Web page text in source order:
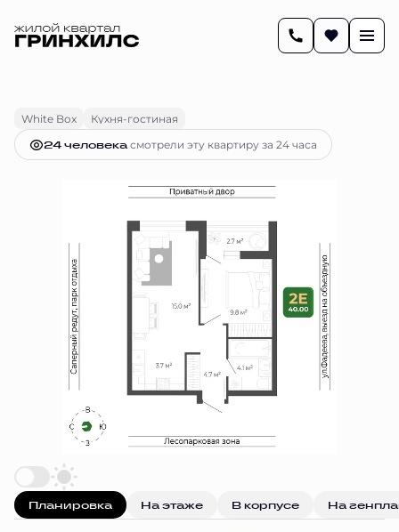
2-комнатная40.3 м 9 454 090 руб.
White Box Кухня-гостиная
24 человекaсмотрели эту квартиру за 24 часа
Планировка На этаже В корпусе На